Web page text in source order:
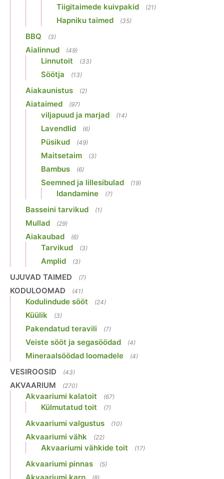
Tiigitaimede kuivpakid (21)
Hapniku taimed (35)
BBQ (3)
Aialinnud (49)
Linnutoit (33)
Söötja (13)
Aiakaunistus (2)
Aiataimed (97)
viljapuud ja marjad (14)
Lavendlid (6)
Püsikud (49)
Maitsetaim (3)
Bambus (6)
Seemned ja lillesibulad (19)
Idandamine (7)
Basseini tarvikud (1)
Mullad (29)
Aiakaubad (6)
Tarvikud (3)
Amplid (3)
UJUVAD TAIMED (7)
KODULOOMAD (41)
Kodulindude sööt (24)
Küülik (3)
Pakendatud teravili (7)
Veiste sööt ja segasöödad (4)
Mineraalsöödad loomadele (4)
VESIROOSID (43)
AKVAARIUM (270)
Akvaariumi kalatoit (67)
Külmutatud toit (7)
Akvaariumi valgustus (10)
Akvaariumi vähk (22)
Akvaariumi vähkide toit (17)
Akvaariumi pinnas (5)